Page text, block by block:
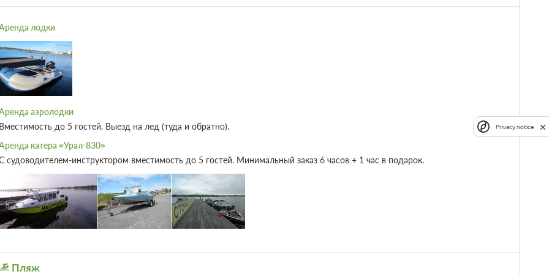
лодки
аэролодки
до 5 гостей. Выезд на лед (туда и обратно).
катера «Урал-830»
судоводителем-инструктором вместимость до 5 гостей. Минимальный заказ 6 часов + 1 час в подарок.
Пляж
Privacy notice